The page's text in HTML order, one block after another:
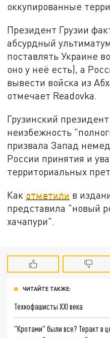
оккупированные
Президент Грузии
абсурдный
поставлять Украине
оно у неё есть), а
вывести войска из
отмечает Readovka.
Грузинский
неизбежность
призвала Запад
России принятия и
территориальных
Как отметили в
представила "новый
хачапури".
ЧИТАЙТЕ ТАКЖЕ:
Технофашисты XXI века
"Кротами" были все? Теракт в